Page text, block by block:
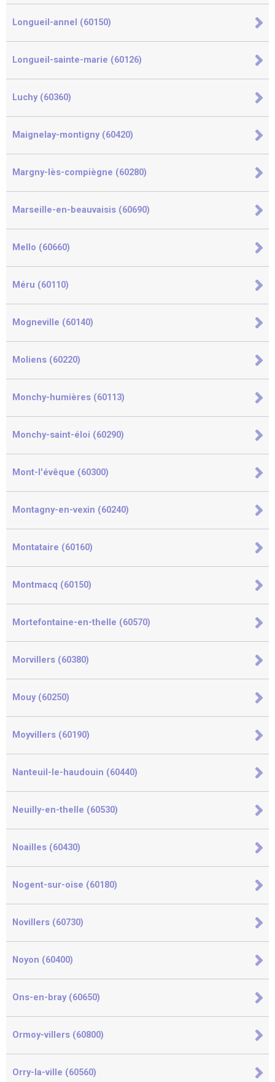
Longueil-annel (60150)
Longueil-sainte-marie (60126)
Luchy (60360)
Maignelay-montigny (60420)
Margny-lès-compiègne (60280)
Marseille-en-beauvaisis (60690)
Mello (60660)
Méru (60110)
Mogneville (60140)
Moliens (60220)
Monchy-humières (60113)
Monchy-saint-éloi (60290)
Mont-l'évêque (60300)
Montagny-en-vexin (60240)
Montataire (60160)
Montmacq (60150)
Mortefontaine-en-thelle (60570)
Morvillers (60380)
Mouy (60250)
Moyvillers (60190)
Nanteuil-le-haudouin (60440)
Neuilly-en-thelle (60530)
Noailles (60430)
Nogent-sur-oise (60180)
Novillers (60730)
Noyon (60400)
Ons-en-bray (60650)
Ormoy-villers (60800)
Orry-la-ville (60560)